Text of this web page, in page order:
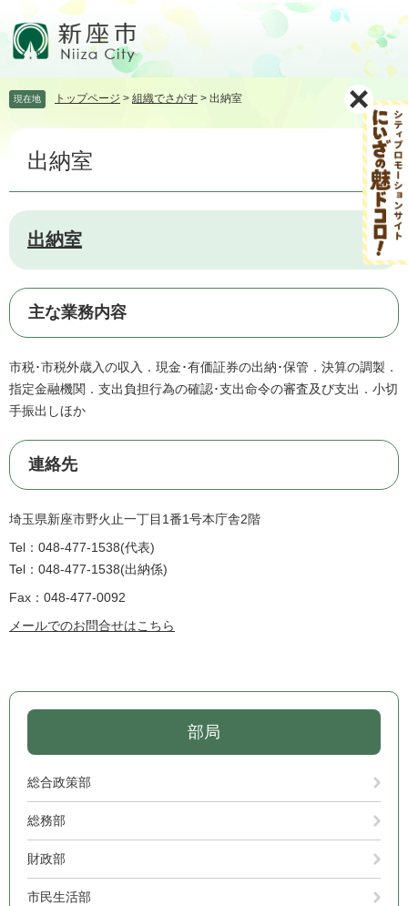
頭飛
へ
現在地 トップページ > 組織でさがす > 出納室
本
出納室
出納室
主な業務内容
市税･市税外歳入の収入．現金･有価証券の出納･保管．決算の調製．
指定金融機関．支出負担行為の確認･支出命令の審査及び支出．小切
手振出しほか
連絡先
埼玉県新座市野火止一丁目1番1号本庁舎2階
Tel：048-477-1538 代表
Tel：048-477-1538 出納係
Fax：048-477-0092
メールでのお問合せはこちら
部局
総合政策部
総務部
財政部
市民生活部